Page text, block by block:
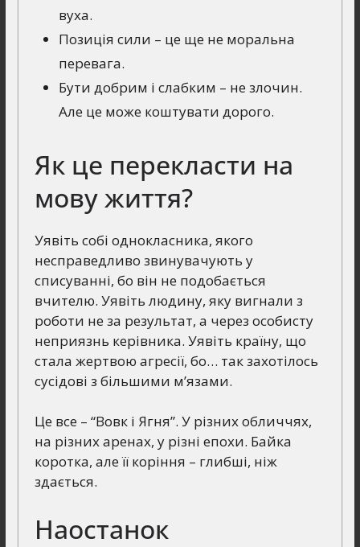
вуха.
Позиція сили – це ще не моральна
перевага.
Бути добрим і слабким – не злочин.
Але це може коштувати дорого.
Як це перекласти на
мову життя?
Уявіть собі однокласника, якого
несправедливо звинувачують у
списуванні, бо він не подобається
вчителю. Уявіть людину, яку вигнали з
роботи не за результат, а через особисту
неприязнь керівника. Уявіть країну, що
стала жертвою агресії, бо… так захотілось
сусідові з більшими м’язами.
Це все – “Вовк і Ягня”. У різних обличчях,
на різних аренах, у різні епохи. Байка
коротка, але її коріння – глибші, ніж
здається.
Наостанок